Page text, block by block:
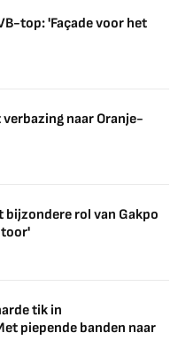
top: 'Façade voor het
naar Oranje-
rol van Gakpo
tik in
piepende banden naar